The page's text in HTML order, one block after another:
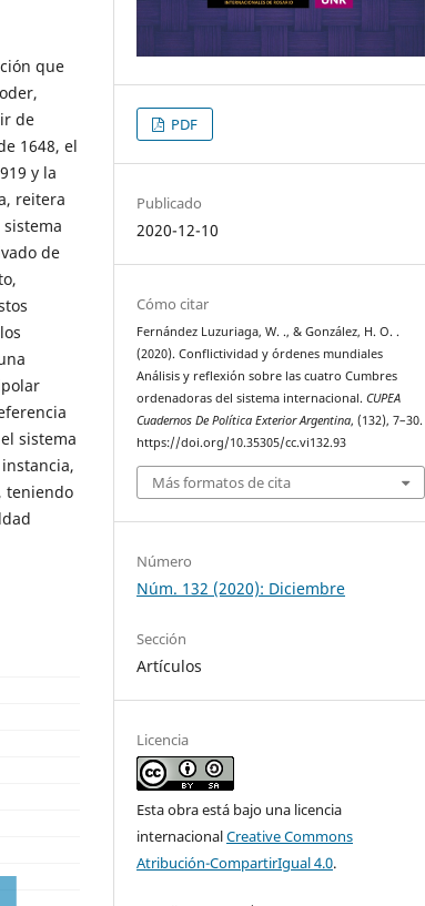
que
de
1648, el
y la
reitera
de
sistema
teniendo
PDF
Publicado
2020-12-10
Cómo citar
Fernández Luzuriaga, W. ., & González, H. O. .
(2020). Conflictividad y órdenes mundiales
Análisis y reflexión sobre las cuatro Cumbres
ordenadoras del sistema internacional.CUPEA
Cuadernos De Política Exterior Argentina, (132), 7–30.
https://doi.org/10.35305/cc.vi132.93
Más formatos de cita
Número
Núm. 132 (2020): Diciembre
Sección
Artículos
Licencia
Esta obra está bajo una licencia
internacionalCreative Commons
Atribución-CompartirIgual 4.0.